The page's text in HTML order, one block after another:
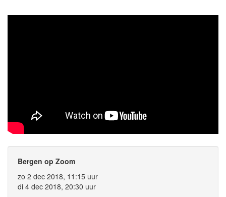
Bergen op Zoom
zo 2 dec 2018, 11:15 uur
di 4 dec 2018, 20:30 uur